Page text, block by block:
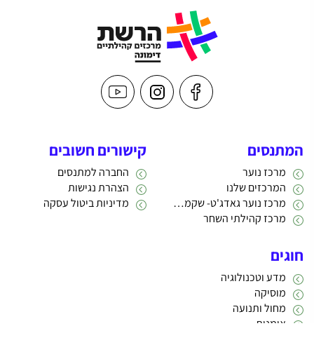
המתנסים
מרכז נוער
המרכזים שלנו
מרכז נוער גאדג'ט- שקמה 22
מרכז קהילתי השחר
קישורים חשובים
החברה למתנסים
הצהרת נגישות
מדיניות ביטול עסקה
חוגים
מדע וטכנולוגיה
מוסיקה
מחול ותנועה
אומנות